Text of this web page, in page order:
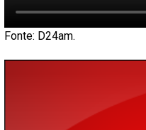
Fonte: D24am.